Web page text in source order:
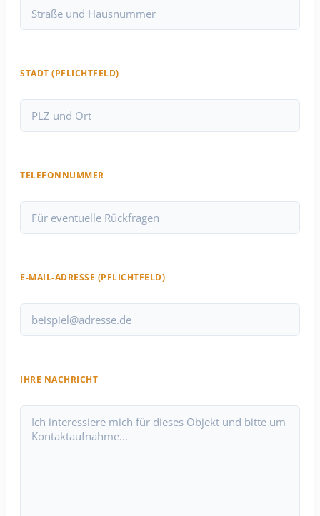
STADT (PFLICHTFELD)
TELEFONNUMMER
E-MAIL-ADRESSE (PFLICHTFELD)
IHRE NACHRICHT